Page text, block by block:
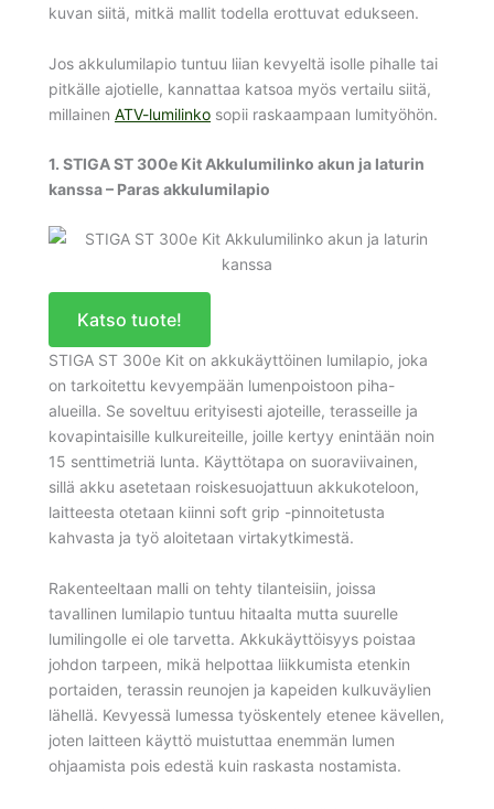
kuvan siitä, mitkä mallit todella erottuvat edukseen.
Jos akkulumilapio tuntuu liian kevyeltä isolle pihalle tai
pitkälle ajotielle, kannattaa katsoa myös vertailu siitä,
millainen ATV-lumilinko sopii raskaampaan lumityöhön.
1. STIGA ST 300e Kit Akkulumilinko akun ja laturin
kanssa – Paras akkulumilapio
Katso tuote!
STIGA ST 300e Kit on akkukäyttöinen lumilapio, joka
on tarkoitettu kevyempään lumenpoistoon piha-
alueilla. Se soveltuu erityisesti ajoteille, terasseille ja
kovapintaisille kulkureiteille, joille kertyy enintään noin
15 senttimetriä lunta. Käyttötapa on suoraviivainen,
sillä akku asetetaan roiskesuojattuun akkukoteloon,
laitteesta otetaan kiinni soft grip -pinnoitetusta
kahvasta ja työ aloitetaan virtakytkimestä.
Rakenteeltaan malli on tehty tilanteisiin, joissa
tavallinen lumilapio tuntuu hitaalta mutta suurelle
lumilingolle ei ole tarvetta. Akkukäyttöisyys poistaa
johdon tarpeen, mikä helpottaa liikkumista etenkin
portaiden, terassin reunojen ja kapeiden kulkuväylien
lähellä. Kevyessä lumessa työskentely etenee kävellen,
joten laitteen käyttö muistuttaa enemmän lumen
ohjaamista pois edestä kuin raskasta nostamista.